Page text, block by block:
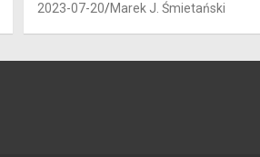
2023-07-20 Marek J. Śmietański